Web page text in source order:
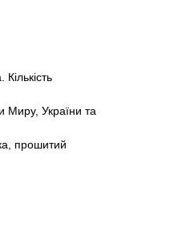
Миру, України та
прошитий